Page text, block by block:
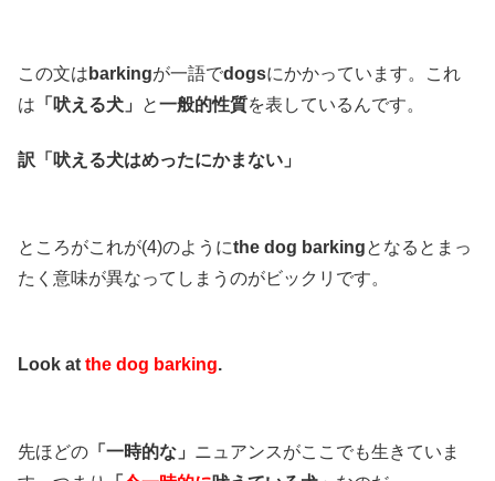
この文は barkingが一語でdogsにかかっています。これ
は 「吠える犬」 と一般的性質を表しているんです。
訳「吠える犬はめったにかまない」
ところがこれが(4)のようにthe dog barkingとなるとまっ
たく意味が異なってしまうのがビックリです。
Look at the dog barking.
先ほどの 「一時的な」 ニュアンスがここでも生きていま